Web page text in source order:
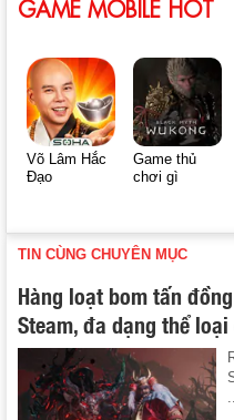
GAME MOBILE HOT
Võ Lâm Hắc
Đạo
Game thủ
chơi gì
TIN CÙNG CHUYÊN MỤC
Hàng loạt bom tấn
Steam, đa dạng thể